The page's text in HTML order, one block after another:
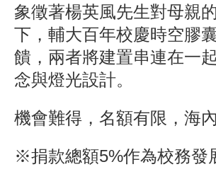
象徵著楊英風先生對母親
下，輔大百年校慶時空膠
饋，兩者將建置串連在一
念與燈光設計。
機會難得，名額有限，海
※捐款總額5%作為校務發